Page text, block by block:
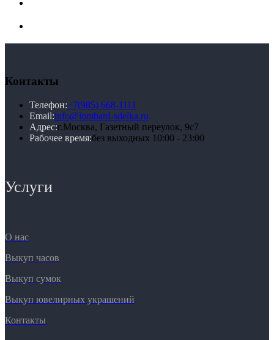
Контакты
Телефон:+7(985) 668-1111
Email:info@lombard-sdelka.ru
Адрес:г.Москва, Газетный переулок, 9с7
Рабочее время:без выходных 10:00 - 23:00
Услуги
О нас
Выкуп часов
Выкуп сумок
Выкуп ювелирных украшений
Контакты